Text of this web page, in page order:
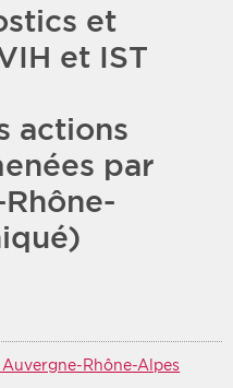
finChronologique
Inversé
et
et IST
actions
par
Auvergne-Rhône-Alpes